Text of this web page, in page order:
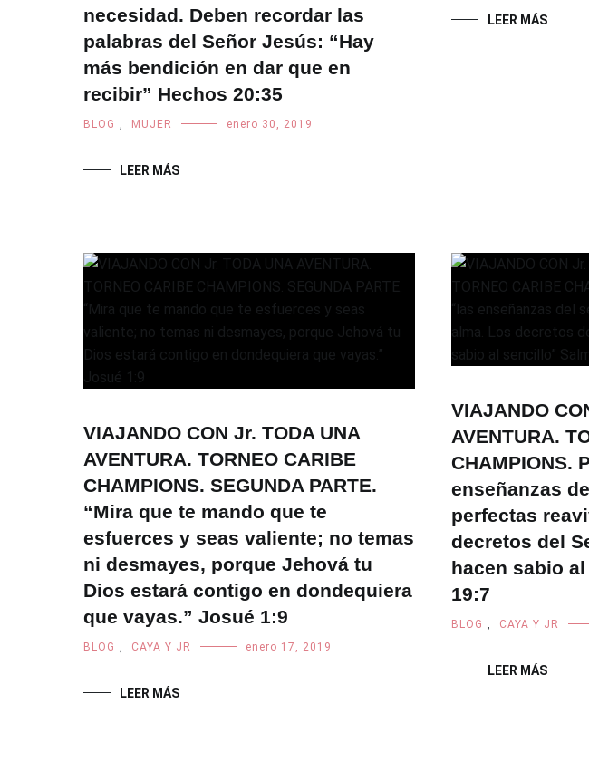
necesidad. Deben recordar las
palabras del Señor Jesús: “Hay
más bendición en dar que en
recibir” Hechos 20:35
BLOG , MUJER enero 30, 2019
LEER MÁS
LEER MÁS
VIAJANDO CON Jr. TODA UNA
AVENTURA. TORNEO CARIBE
CHAMPIONS. SEGUNDA PARTE.
“Mira que te mando que te
esfuerces y seas valiente; no temas
ni desmayes, porque Jehová tu
Dios estará contigo en dondequiera
que vayas.” Josué 1:9
BLOG , CAYA Y JR enero 17, 2019
LEER MÁS
VIAJANDO
AVENTURA.
CHAMPIONS.
enseñanzas
perfectas
decretos del
hacen sabio
19:7
BLOG , CAYA Y JR
LEER MÁS